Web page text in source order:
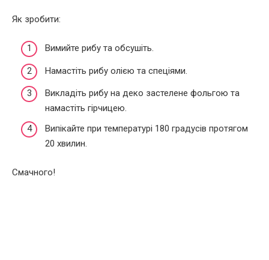
Як зробити:
Вимийте рибу та обсушіть.
Намастіть рибу олією та спеціями.
Викладіть рибу на деко застелене фольгою та
намастіть гірчицею.
Випікайте при температурі 180 градусів протягом
20 хвилин.
Смачного!